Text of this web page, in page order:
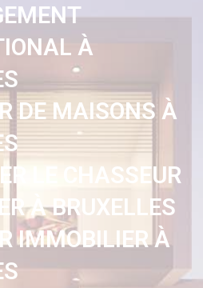
À
DE MAISONS À
LE CHASSEUR
À BRUXELLES
IMMOBILIER À